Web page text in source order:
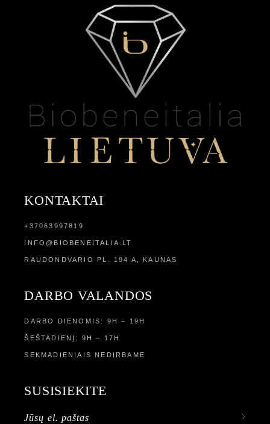
KONTAKTAI
+37063997819
INFO@BIOBENEITALIA.LT
RAUDONDVARIO PL. 194 A, KAUNAS
DARBO VALANDOS
DARBO DIENOMIS: 9H – 19H
ŠEŠTADIENĮ: 9H – 17H
SEKMADIENIAIS NEDIRBAME
SUSISIEKITE